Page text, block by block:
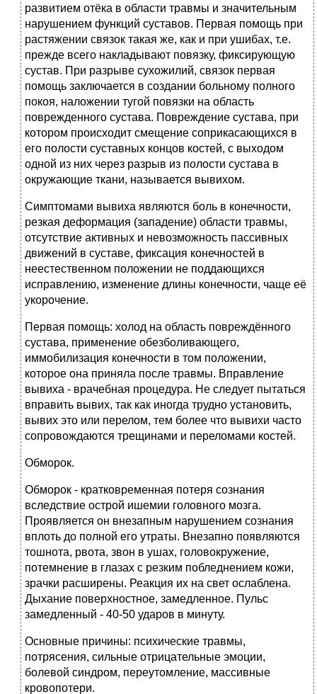
развитием отёка в области травмы и значительным
нарушением функций суставов. Первая помощь при
растяжении связок такая же, как и при ушибах, т.е.
прежде всего накладывают повязку, фиксирующую
сустав. При разрыве сухожилий, связок первая
помощь заключается в создании больному полного
покоя, наложении тугой повязки на область
поврежденного сустава. Повреждение сустава, при
котором происходит смещение соприкасающихся в
его полости суставных концов костей, с выходом
одной из них через разрыв из полости сустава в
окружающие ткани, называется вывихом.
Симптомами вывиха являются боль в конечности,
резкая деформация (западение) области травмы,
отсутствие активных и невозможность пассивных
движений в суставе, фиксация конечностей в
неестественном положении не поддающихся
исправлению, изменение длины конечности, чаще её
укорочение.
Первая помощь: холод на область повреждённого
сустава, применение обезболивающего,
иммобилизация конечности в том положении,
которое она приняла после травмы. Вправление
вывиха - врачебная процедура. Не следует пытаться
вправить вывих, так как иногда трудно установить,
вывих это или перелом, тем более что вывихи часто
сопровождаются трещинами и переломами костей.
Обморок.
Обморок - кратковременная потеря сознания
вследствие острой ишемии головного мозга.
Проявляется он внезапным нарушением сознания
вплоть до полной его утраты. Внезапно появляются
тошнота, рвота, звон в ушах, головокружение,
потемнение в глазах с резким побледнением кожи,
зрачки расширены. Реакция их на свет ослаблена.
Дыхание поверхностное, замедленное. Пульс
замедленный - 40-50 ударов в минуту.
Основные причины: психические травмы,
потрясения, сильные отрицательные эмоции,
болевой синдром, переутомление, массивные
кровопотери.